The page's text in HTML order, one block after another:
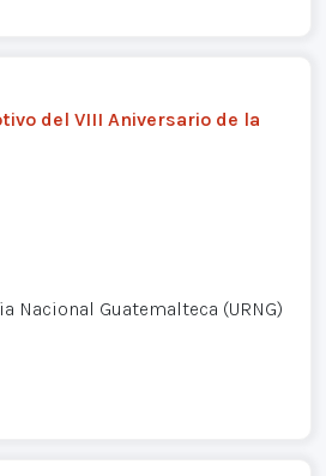
del VIII Aniversario de la
Nacional Guatemalteca (URNG)